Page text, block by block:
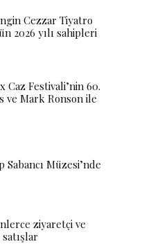
Cezzar Tiyatro
2026 yılı sahipleri
Caz Festivali’nin 60.
ve Mark Ronson ile
Sabancı Müzesi’nde
ziyaretçi ve